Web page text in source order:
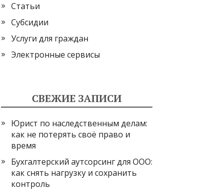
Статьи
Субсидии
Услуги для граждан
Электронные сервисы
СВЕЖИЕ ЗАПИСИ
Юрист по наследственным делам:
как не потерять своё право и
время
Бухгалтерский аутсорсинг для ООО:
как снять нагрузку и сохранить
контроль